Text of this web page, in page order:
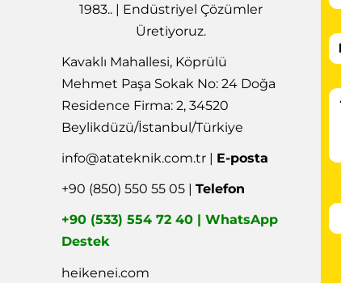
1983.. | Endüstriyel Çözümler
Üretiyoruz.
Kavaklı Mahallesi, Köprülü
Mehmet Paşa Sokak No: 24 Doğa
Residence Firma: 2, 34520
Beylikdüzü/İstanbul/Türkiye
info@atateknik.com.tr | E-posta
+90 (850) 550 55 05 |Telefon
+90 (533) 554 72 40 | WhatsApp
Destek
heikenei.com